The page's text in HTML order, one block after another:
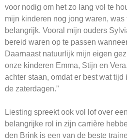
voor nodig om het zo lang vol te
mijn kinderen nog jong waren,
belangrijk. Vooral mijn ouders
bereid waren op te passen
Daarnaast natuurlijk mijn eigen
onze kinderen Emma, Stijn en
achter staan, omdat er best wat tijd
de zaterdagen.”
Liesting spreekt ook vol lof over
belangrijke rol in zijn carrière
den Brink is een van de beste